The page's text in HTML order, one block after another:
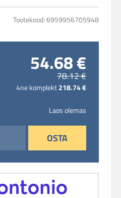
Tootekood: 6959956705948
54.68 €
78.12 €
4ne komplekt 218.74 €
Laos olemas
OSTA